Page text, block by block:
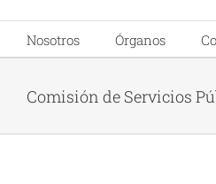
Nosotros Órganos
Comisión de Servicios